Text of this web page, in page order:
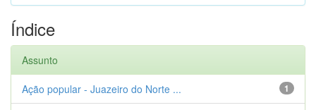
Índice
Assunto
1
Ação popular - Juazeiro do Norte ...